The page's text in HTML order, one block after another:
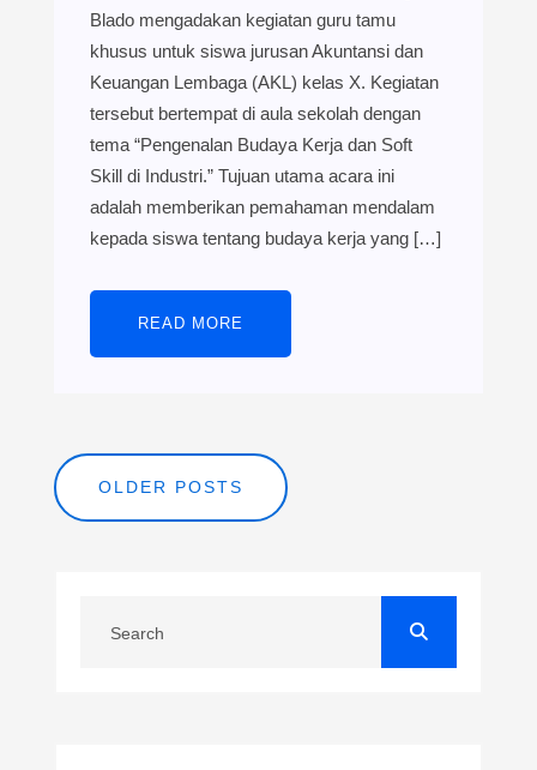
Blado mengadakan kegiatan guru tamu
khusus untuk siswa jurusan Akuntansi dan
Keuangan Lembaga (AKL) kelas X. Kegiatan
tersebut bertempat di aula sekolah dengan
tema “Pengenalan Budaya Kerja dan Soft
Skill di Industri.” Tujuan utama acara ini
adalah memberikan pemahaman mendalam
kepada siswa tentang budaya kerja yang […]
READ MORE
Posts
navigation
OLDER POSTS